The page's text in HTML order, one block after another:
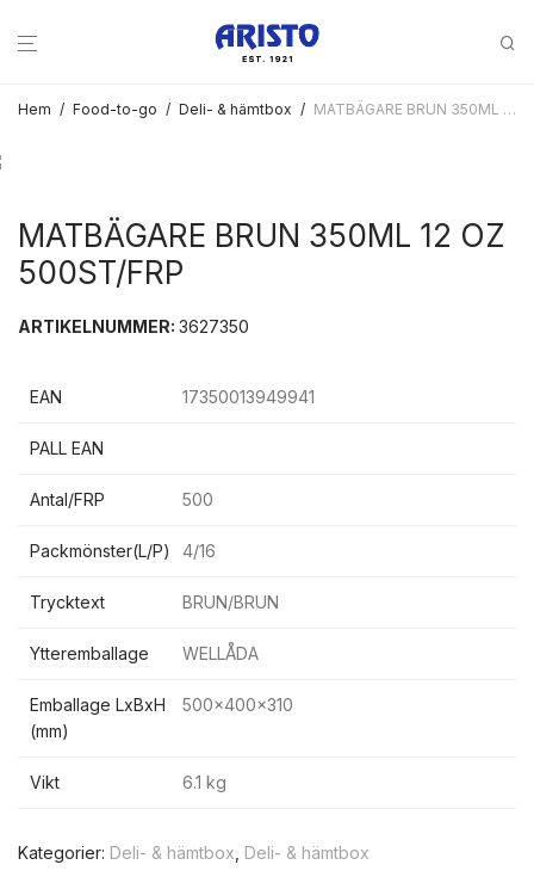
Hem / Food-to-go / Deli- & hämtbox / MATBÄGARE BRUN 350ML 12 OZ 500ST/FRP
MATBÄGARE BRUN 350ML 12 OZ
500ST/FRP
ARTIKELNUMMER: 3627350
EAN 17350013949941
PALL EAN
Antal/FRP 500
Packmönster(L/P) 4/16
Trycktext BRUN/BRUN
Ytteremballage WELLÅDA
Emballage LxBxH
(mm)
500x400x310
Vikt 6.1 kg
Kategorier: Deli- & hämtbox Deli- & hämtbox